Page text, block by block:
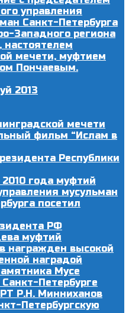
управления
Санкт-Петербурга
Западного региона
настоятелем
мечети, муфтием
Пончаевым.
2013
мечети
фильм “Ислам в
Республики
года муфтий
мусульман
посетил
РФ
муфтий
награжден высокой
наградой
Мусе
Петербурге
Р.Н. Минниханов
Петербургскую